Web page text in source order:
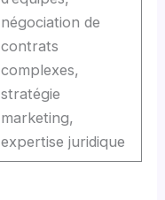
négociation de
contrats
complexes,
stratégie
marketing,
expertise juridique